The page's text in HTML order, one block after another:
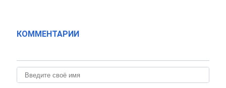
КОММЕНТАРИИ